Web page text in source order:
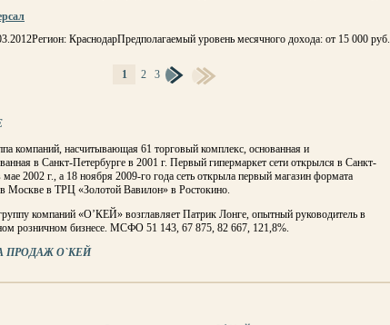
КраснодарПредполагаемый уровень месячного дохода: от 15 000 руб.
1 2 3
компаний, насчитывающая 61 торговый комплекс, основанная и
в Санкт-Петербурге в 2001 г. Первый гипермаркет сети открылся в Санкт-
мае 2002 г., а 18 ноября 2009-го года сеть открыла первый магазин формата
в Москве в ТРЦ «Золотой Вавилон» в Ростокино.
компаний «О’КЕЙ» возглавляет Патрик Лонге, опытный руководитель в
розничном бизнесе. МСФО 51 143, 67 875, 82 667, 121,8%.
ПРОДАЖ О`КЕЙ